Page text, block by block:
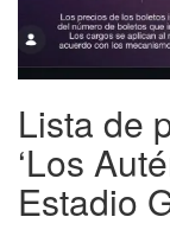
Lista de
‘Los
Estadio